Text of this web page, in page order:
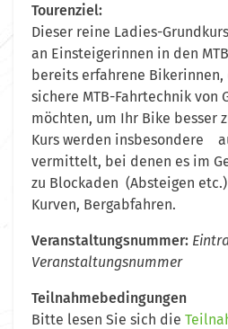
Tourenziel:
Dieser reine Ladies-
an Einsteigerinnen in den
bereits erfahrene
sichere MTB-Fahrtechnik von
möchten, um Ihr Bike besser
Kurs werden insbesondere
vermittelt, bei denen es im
zu Blockaden (Absteigen
Kurven, Bergabfahren.
Veranstaltungsnummer:
Veranstaltungsnummer
Teilnahmebedingungen
Bitte lesen Sie sich die